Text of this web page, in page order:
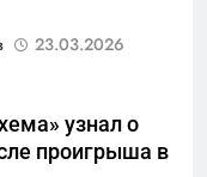
23.03.2026
узнал о
проигрыша в
изнутри:
завод
И ОБЛАСТЬ